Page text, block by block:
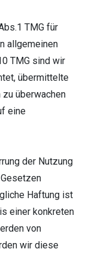
TMG für
allgemeinen
TMG sind wir
übermittelte
überwachen
eine
der Nutzung
Haftung ist
einer konkreten
von
wir diese